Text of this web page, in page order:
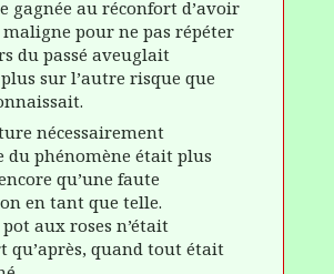
gagnée au réconfort d’avoir
maligne pour ne pas répéter
du passé aveuglait
sur l’autrerisque que
nécessairement
du phénomène était plus
qu’une faute
en tant que telle.
aux roses n’était
qu’après, quand tout était